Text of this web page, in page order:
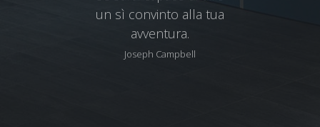
un sì convinto alla tua
avventura.
Joseph Campbell